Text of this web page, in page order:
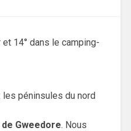
et 14° dans le camping-
les péninsules du nord
Gweedore. Nous